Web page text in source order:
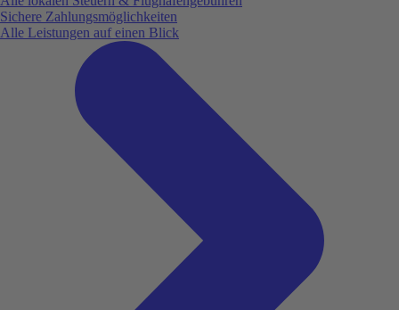
Sichere Zahlungsmöglichkeiten
Alle Leistungen auf einen Blick